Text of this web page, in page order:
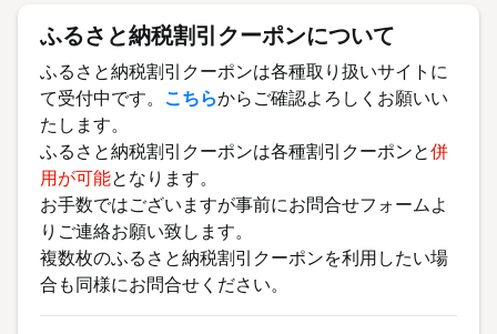
ふるさと納税割引クーポンについて
ふるさと納税割引クーポンは各種取り扱いサイトに
て受付中です。 こちらからご確認よろしくお願いい
たします。
ふるさと納税割引クーポンは各種割引クーポンと併
用が可能となります。
お手数ではございますが事前にお問合せフォームよ
りご連絡お願い致します。
複数枚のふるさと納税割引クーポンを利用したい場
合も同様にお問合せください。